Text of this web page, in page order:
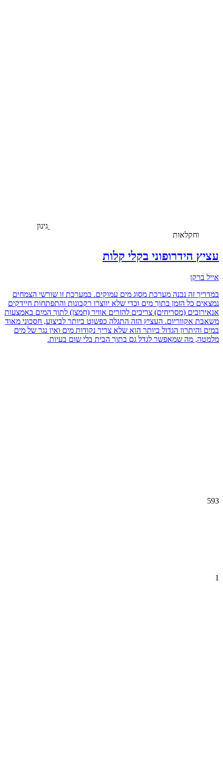
גינון
וחקלאות
עציץ הידרופוני בקלי קלות
אייל ברקן
במדריך זה נבנה מערכת מסוג מים עמוקים. במערכת זו שורשי הצמחים
נמצאים כל הזמן בתוך מים וכדי שלא יווצרו רקבונות והתפתחות חיידקים
אנאירובים (מסריחים) צריכים להזרים אוויר (חמצן) לתוך המים באמצעות
משאבת אקווריום. העציץ הזה התגלה כפשוט ביותר לביצוע, חסכוני מאוד
במים והיתרון הגדול ביותר הוא שלא צריך נקודות מים ואין נגר של מים
מלמטה, מה שמאפשר לגדל גם בתוך הבית בלי שום בעיות.
593
1